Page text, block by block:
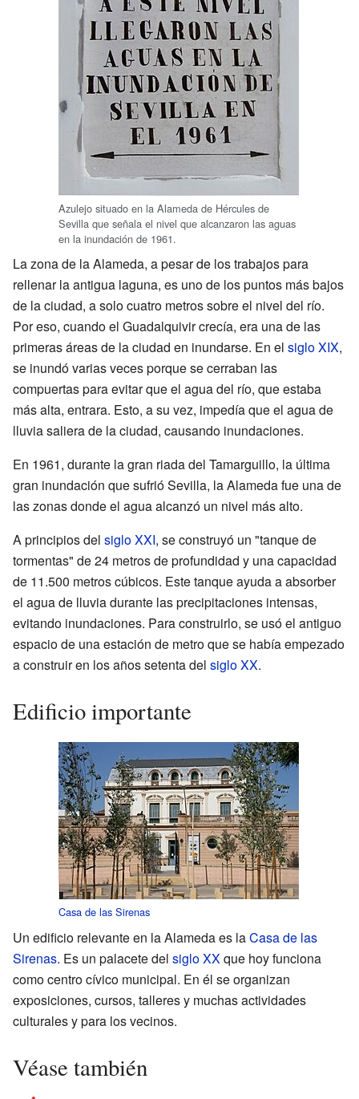
Azulejo situado en la Alameda de Hércules de
Sevilla que señala el nivel que alcanzaron las aguas
en la inundación de 1961.
La zona de la Alameda, a pesar de los trabajos para
rellenar la antigua laguna, es uno de los puntos más bajos
de la ciudad, a solo cuatro metros sobre el nivel del río.
Por eso, cuando el Guadalquivir crecía, era una de las
primeras áreas de la ciudad en inundarse. En el siglo XIX,
se inundó varias veces porque se cerraban las
compuertas para evitar que el agua del río, que estaba
más alta, entrara. Esto, a su vez, impedía que el agua de
lluvia saliera de la ciudad, causando inundaciones.
En 1961, durante la gran riada del Tamarguillo, la última
gran inundación que sufrió Sevilla, la Alameda fue una de
las zonas donde el agua alcanzó un nivel más alto.
A principios del siglo XXI, se construyó un "tanque de
tormentas" de 24 metros de profundidad y una capacidad
de 11.500 metros cúbicos. Este tanque ayuda a absorber
el agua de lluvia durante las precipitaciones intensas,
evitando inundaciones. Para construirlo, se usó el antiguo
espacio de una estación de metro que se había empezado
a construir en los años setenta del siglo XX.
Edificio importante
Casa de las Sirenas
Un edificio relevante en la Alameda es laCasa de las
Sirenas. Es un palacete del siglo XXque hoy funciona
como centro cívico municipal. En él se organizan
exposiciones, cursos, talleres y muchas actividades
culturales y para los vecinos.
Véase también